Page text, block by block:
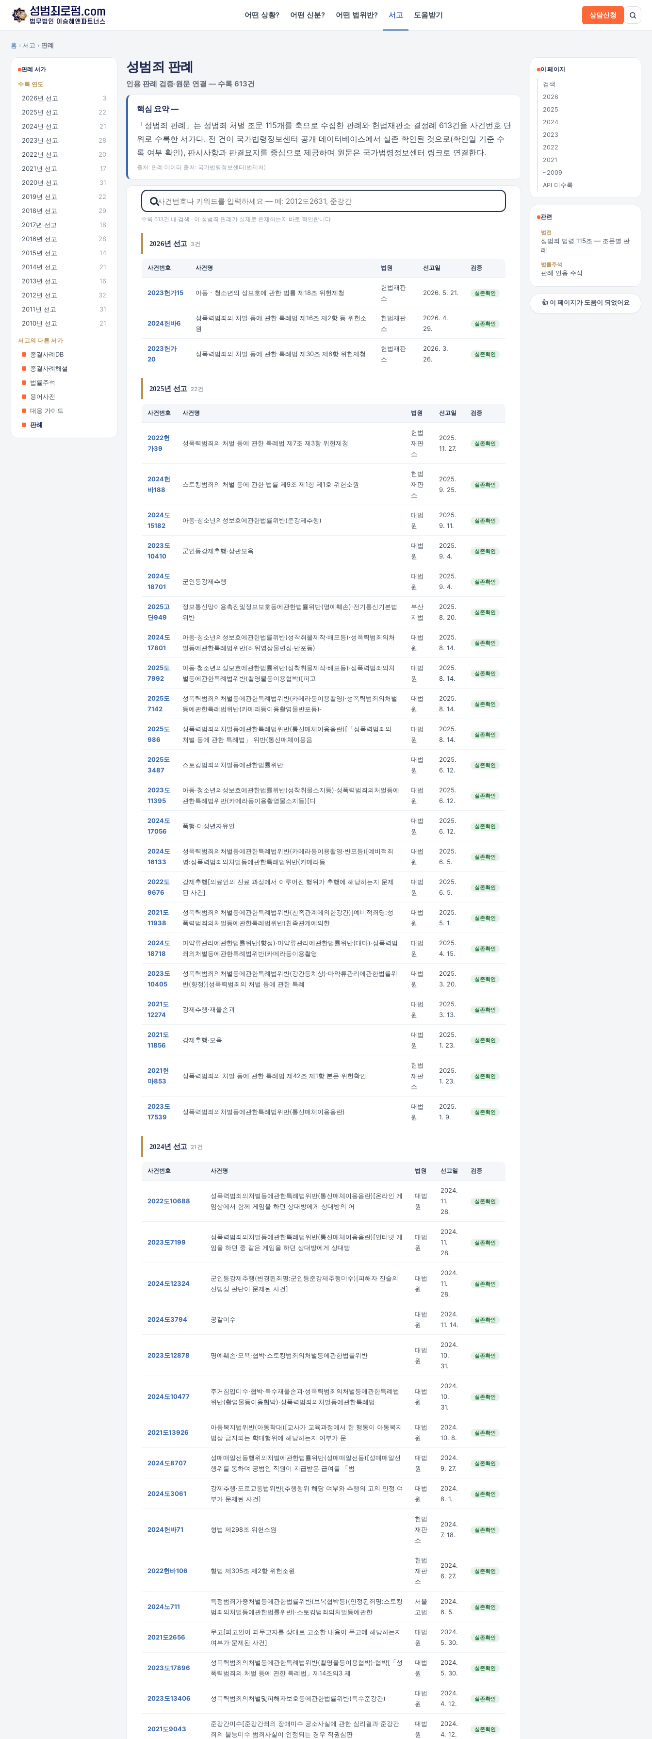
어떤 상황? 어떤 신분? 어떤 법위반? 서고 도움받기 상담신청
홈 › 서고 › 판례
판례 서가
수록 연도
2026년 선고
3
2025년 선고
22
2024년 선고
21
2023년 선고
28
2022년 선고
20
2021년 선고
17
2020년 선고
31
2019년 선고
22
2018년 선고
29
2017년 선고
18
2016년 선고
28
2015년 선고
14
2014년 선고
21
2013년 선고
16
2012년 선고
32
2011년 선고
31
2010년 선고
21
서고의 다른 서가
종결사례DB
종결사례해설
법률주석
용어사전
대응 가이드
판례
성범죄 판례
인용 판례 검증·원문 연결 — 수록 613건
핵심 요약 —
「성범죄 판례」는 성범죄 처벌 조문 115개를 축으로 수집한 판례와 헌법재판소 결정례 613건을 사건번호 단
위로 수록한 서가다. 전 건이 국가법령정보센터 공개 데이터베이스에서 실존 확인된 것으로(확인일 기준 수
록 여부 확인), 판시사항과 판결요지를 중심으로 제공하며 원문은 국가법령정보센터 링크로 연결한다.
출처: 판례 데이터 출처: 국가법령정보센터(법제처)
수록 613건 내 검색 · 이 성범죄 판례가 실제로 존재하는지 바로 확인합니다
2026년 선고 3건
사건번호 사건명 법원 선고일 검증
2023헌가15 아동ㆍ청소년의 성보호에 관한 법률 제18조 위헌제청
헌법재판
소
2026. 5. 21. 실존확인
2024헌바6
성폭력범죄의 처벌 등에 관한 특례법 제16조 제2항 등 위헌소
원
헌법재판
소
2026. 4.
29.
실존확인
2023헌가
20
성폭력범죄의 처벌 등에 관한 특례법 제30조 제6항 위헌제청
헌법재판
소
2026. 3.
26.
실존확인
2025년 선고 22건
사건번호 사건명 법원 선고일 검증
2022헌
가39
성폭력범죄의 처벌 등에 관한 특례법 제7조 제3항 위헌제청
헌법
재판
소
2025.
11. 27.
실존확인
2024헌
바188
스토킹범죄의 처벌 등에 관한 법률 제9조 제1항 제1호 위헌소원
헌법
재판
소
2025.
9. 25.
실존확인
2024도
15182
아동·청소년의성보호에관한법률위반(준강제추행)
대법
원
2025.
9. 11.
실존확인
2023도
10410
군인등강제추행·상관모욕
대법
원
2025.
9. 4.
실존확인
2024도
18701
군인등강제추행
대법
원
2025.
9. 4.
실존확인
2025고
단949
정보통신망이용촉진및정보보호등에관한법률위반(명예훼손)·전기통신기본법
위반
부산
지법
2025.
8. 20.
실존확인
2024도
17801
아동·청소년의성보호에관한법률위반(성착취물제작·배포등)·성폭력범죄의처
벌등에관한특례법위반(허위영상물편집·반포등)
대법
원
2025.
8. 14.
실존확인
2025도
7992
아동·청소년의성보호에관한법률위반(성착취물제작·배포등)·성폭력범죄의처
벌등에관한특례법위반(촬영물등이용협박)[피고
대법
원
2025.
8. 14.
실존확인
2025도
7142
성폭력범죄의처벌등에관한특례법위반(카메라등이용촬영)·성폭력범죄의처벌
등에관한특례법위반(카메라등이용촬영물반포등)·
대법
원
2025.
8. 14.
실존확인
2025도
986
성폭력범죄의처벌등에관한특례법위반(통신매체이용음란)[「성폭력범죄의
처벌 등에 관한 특례법」 위반(통신매체이용음
대법
원
2025.
8. 14.
실존확인
2025도
3487
스토킹범죄의처벌등에관한법률위반
대법
원
2025.
6. 12.
실존확인
2023도
11395
아동·청소년의성보호에관한법률위반(성착취물소지등)·성폭력범죄의처벌등에
관한특례법위반(카메라등이용촬영물소지등)[디
대법
원
2025.
6. 12.
실존확인
2024도
17056
폭행·미성년자유인
대법
원
2025.
6. 12.
실존확인
2024도
16133
성폭력범죄의처벌등에관한특례법위반(카메라등이용촬영·반포등)[예비적죄
명:성폭력범죄의처벌등에관한특례법위반(카메라등
대법
원
2025.
6. 5.
실존확인
2022도
9676
강제추행[의료인의 진료 과정에서 이루어진 행위가 추행에 해당하는지 문제
된 사건]
대법
원
2025.
6. 5.
실존확인
2021도
11938
성폭력범죄의처벌등에관한특례법위반(친족관계에의한강간)[예비적죄명:성
폭력범죄의처벌등에관한특례법위반(친족관계에의한
대법
원
2025.
5. 1.
실존확인
2024도
18718
마약류관리에관한법률위반(향정)·마약류관리에관한법률위반(대마)·성폭력범
죄의처벌등에관한특례법위반(카메라등이용촬영
대법
원
2025.
4. 15.
실존확인
2023도
10405
성폭력범죄의처벌등에관한특례법위반(강간등치상)·마약류관리에관한법률위
반(향정)[성폭력범죄의 처벌 등에 관한 특례
대법
원
2025.
3. 20.
실존확인
2021도
12274
강제추행·재물손괴
대법
원
2025.
3. 13.
실존확인
2021도
11856
강제추행·모욕
대법
원
2025.
1. 23.
실존확인
2021헌
마853
성폭력범죄의 처벌 등에 관한 특례법 제42조 제1항 본문 위헌확인
헌법
재판
소
2025.
1. 23.
실존확인
2023도
17539
성폭력범죄의처벌등에관한특례법위반(통신매체이용음란)
대법
원
2025.
1. 9.
실존확인
2024년 선고 21건
사건번호 사건명 법원 선고일 검증
2022도10688
성폭력범죄의처벌등에관한특례법위반(통신매체이용음란)[온라인 게
임상에서 함께 게임을 하던 상대방에게 상대방의 어
대법
원
2024.
11.
28.
실존확인
2023도7199
성폭력범죄의처벌등에관한특례법위반(통신매체이용음란)[인터넷 게
임을 하던 중 같은 게임을 하던 상대방에게 상대방
대법
원
2024.
11.
28.
실존확인
2024도12324
군인등강제추행(변경된죄명:군인등준강제추행미수)[피해자 진술의
신빙성 판단이 문제된 사건]
대법
원
2024.
11.
28.
실존확인
2024도3794 공갈미수
대법
원
2024.
11. 14.
실존확인
2023도12878 명예훼손·모욕·협박·스토킹범죄의처벌등에관한법률위반
대법
원
2024.
10.
31.
실존확인
2024도10477
주거침입미수·협박·특수재물손괴·성폭력범죄의처벌등에관한특례법
위반(촬영물등이용협박)·성폭력범죄의처벌등에관한특례법
대법
원
2024.
10.
31.
실존확인
2021도13926
아동복지법위반(아동학대)[교사가 교육과정에서 한 행동이 아동복지
법상 금지되는 학대행위에 해당하는지 여부가 문
대법
원
2024.
10. 8.
실존확인
2024도8707
성매매알선등행위의처벌에관한법률위반(성매매알선등)[성매매알선
행위를 통하여 공범인 직원이 지급받은 급여를 「범
대법
원
2024.
9. 27.
실존확인
2024도3061
강제추행·도로교통법위반[추행행위 해당 여부와 추행의 고의 인정 여
부가 문제된 사건]
대법
원
2024.
8. 1.
실존확인
2024헌바71 형법 제298조 위헌소원
헌법
재판
소
2024.
7. 18.
실존확인
2022헌바106 형법 제305조 제2항 위헌소원
헌법
재판
소
2024.
6. 27.
실존확인
2024노711
특정범죄가중처벌등에관한법률위반(보복협박등)(인정된죄명:스토킹
범죄의처벌등에관한법률위반)·스토킹범죄의처벌등에관한
서울
고법
2024.
6. 5.
실존확인
2021도2656
무고[피고인이 피무고자를 상대로 고소한 내용이 무고에 해당하는지
여부가 문제된 사건]
대법
원
2024.
5. 30.
실존확인
2023도17896
성폭력범죄의처벌등에관한특례법위반(촬영물등이용협박)·협박[「성
폭력범죄의 처벌 등에 관한 특례법」제14조의3 제
대법
원
2024.
5. 30.
실존확인
2023도13406 성폭력범죄의처벌및피해자보호등에관한법률위반(특수준강간)
대법
원
2024.
4. 12.
실존확인
2021도9043
준강간미수[준강간죄의 장애미수 공소사실에 관한 심리결과 준강간
죄의 불능미수 범죄사실이 인정되는 경우 직권심판
대법
원
2024.
4. 12.
실존확인
이 페이지
검색
2026
2025
2024
2023
2022
2021
~2009
API 미수록
관련
법전
성범죄 법령 115조 — 조문별 판
례
법률주석
판례 인용 주석
👍 이 페이지가 도움이 되었어요